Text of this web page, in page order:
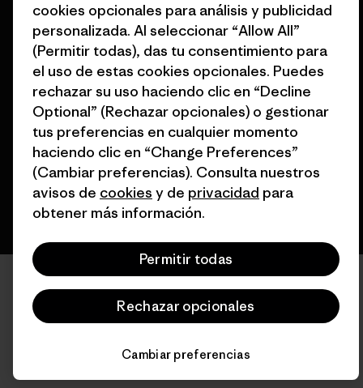
© 2026 Patagonia, Inc. Todos los derechos reservados.
español
cookies opcionales para análisis y publicidad
personalizada. Al seleccionar “Allow All”
(Permitir todas), das tu consentimiento para
el uso de estas cookies opcionales. Puedes
rechazar su uso haciendo clic en “Decline
Optional” (Rechazar opcionales) o gestionar
tus preferencias en cualquier momento
haciendo clic en “Change Preferences”
(Cambiar preferencias). Consulta nuestros
avisos de cookies y de privacidad para
obtener más información.
Permitir todas
Rechazar opcionales
Cambiar preferencias